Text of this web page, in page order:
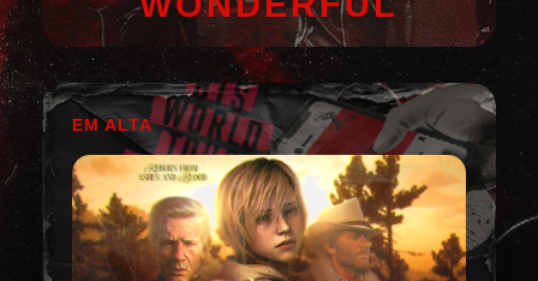
EM ALTA